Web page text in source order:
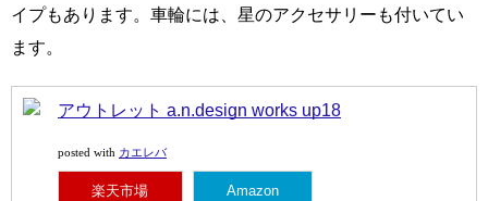
イプもあります。車輪には、星のアクセサリーも付いてい
ます。
アウトレット a.n.design works up18
posted with カエレバ
楽天市場 Amazon